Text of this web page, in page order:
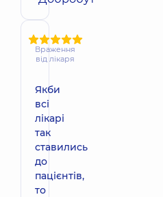
Враження
від лікаря
Якби
всі
лікарі
так
ставились
до
пацієнтів,
то